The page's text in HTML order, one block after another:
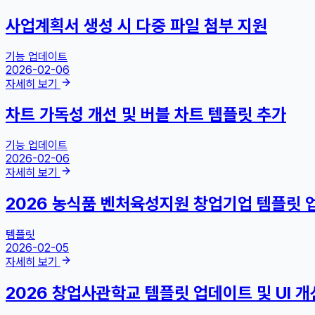
사업계획서 생성 시 다중 파일 첨부 지원
기능 업데이트
2026-02-06
자세히 보기
차트 가독성 개선 및 버블 차트 템플릿 추가
기능 업데이트
2026-02-06
자세히 보기
2026 농식품 벤처육성지원 창업기업 템플릿
템플릿
2026-02-05
자세히 보기
2026 창업사관학교 템플릿 업데이트 및 UI 개